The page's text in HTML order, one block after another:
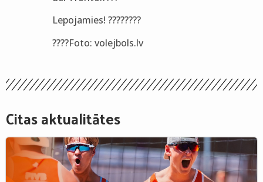
Lepojamies! ????????
????Foto: volejbols.lv
Citas aktualitātes